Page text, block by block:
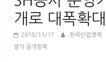
개로 대폭확
2018/11/17 한국산업경제
양가 공개항목